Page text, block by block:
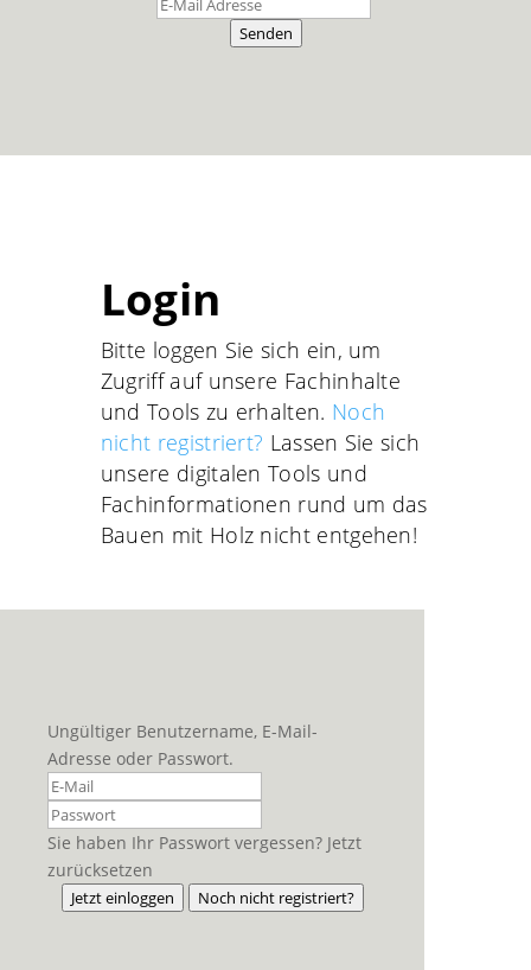
Senden
Login
Bitte loggen Sie sich ein, um
Zugriff auf unsere Fachinhalte
und Tools zu erhalten. Noch
nicht registriert? Lassen Sie sich
unsere digitalen Tools und
Fachinformationen rund um das
Bauen mit Holz nicht entgehen!
Ungültiger Benutzername, E-Mail-
Adresse oder Passwort.
Sie haben Ihr Passwort vergessen? Jetzt
zurücksetzen
Jetzt einloggen Noch nicht registriert?